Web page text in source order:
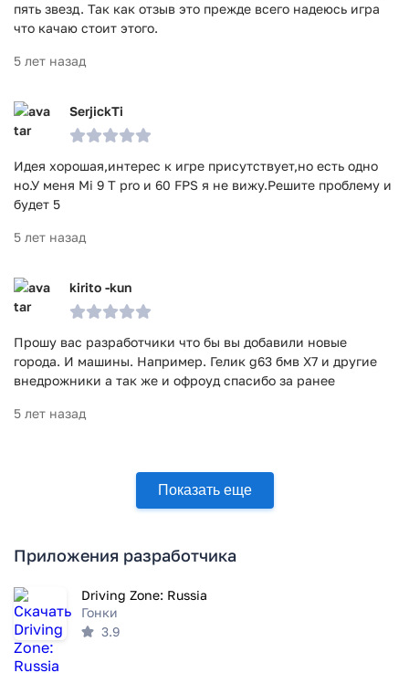
пять звезд. Так как отзыв это прежде всего надеюсь игра
что качаю стоит этого.
5 лет назад
SerjickTi
Идея хорошая,интерес к игре присутствует,но есть одно
но.У меня Mi 9 T pro и 60 FPS я не вижу.Решите проблему и
будет 5
5 лет назад
kirito -kun
Прошу вас разработчики что бы вы добавили новые
города. И машины. Например. Гелик g63 бмв X7 и другие
внедрожники а так же и офроуд спасибо за ранее
5 лет назад
Показать еще
Приложения разработчика
Driving Zone: Russia
Гонки
3.9